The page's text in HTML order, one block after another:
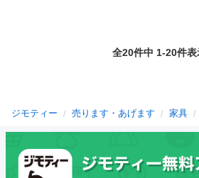
全20件中 1-20件表
ジモティー 売ります・あげます 家具